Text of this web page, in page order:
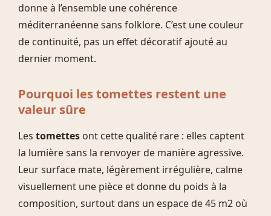
donne à l’ensemble une cohérence
méditerranéenne sans folklore. C’est une couleur
de continuité, pas un effet décoratif ajouté au
dernier moment.
Pourquoi les tomettes restent une
valeur sûre
Les tomettes ont cette qualité rare : elles captent
la lumière sans la renvoyer de manière agressive.
Leur surface mate, légèrement irrégulière, calme
visuellement une pièce et donne du poids à la
composition, surtout dans un espace de 45 m2 où